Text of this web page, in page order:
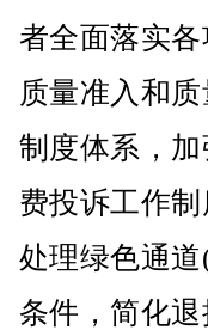
者全面落实
质量准入和
制度体系，
费投诉工作
处理绿色通
条件，简化